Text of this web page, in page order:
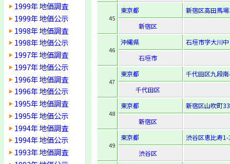
1999年 地価調査
1999年 地価公示
1998年 地価調査
1998年 地価公示
1997年 地価調査
1997年 地価公示
1996年 地価調査
1996年 地価公示
1995年 地価調査
1995年 地価公示
1994年 地価調査
1994年 地価公示
1993年 地価調査
45
東京都
新宿区高田馬
新宿区
46
沖縄県
石垣市字大川
石垣市
47
東京都
千代田区九段
千代田区
48
東京都
新宿区山吹町
新宿区
49
東京都
渋谷区恵比寿
渋谷区